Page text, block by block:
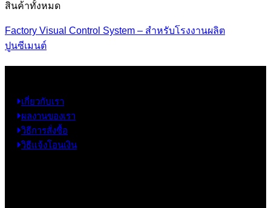
สินค้าทั้งหมด
Factory Visual Control System – สำหรับโรงงานผลิต
ปูนซีเมนต์
เกี่ยวกับเรา
ผลงานของเรา
วิธีการสั่งซื้อ
วิธีแจ้งโอนเงิน